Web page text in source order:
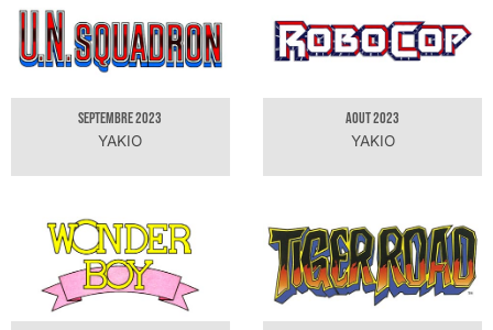
SEPTEMBRE 2023
YAKIO
AOUT 2023
YAKIO